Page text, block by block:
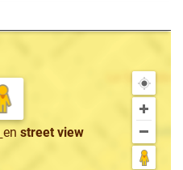
en street view